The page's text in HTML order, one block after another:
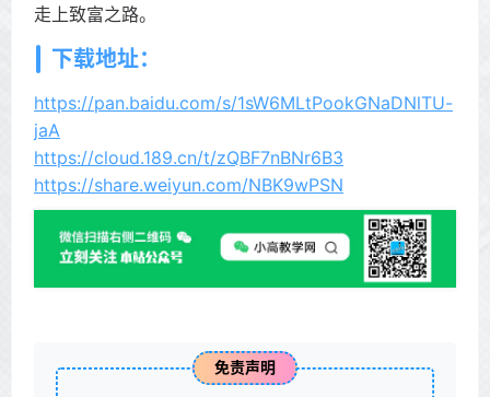
走上致富之路。
下载地址：
https://pan.baidu.com/s/1sW6MLtPookGNaDNlTU-
jaA
https://cloud.189.cn/t/zQBF7nBNr6B3
https://share.weiyun.com/NBK9wPSN
免责声明